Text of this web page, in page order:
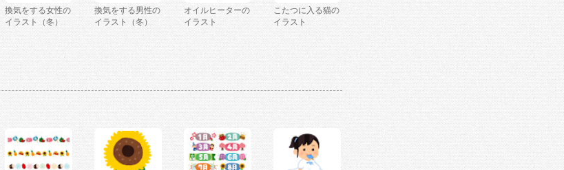
換気をする女性の
イラスト（冬）
換気をする男性の
イラスト（冬）
オイルヒーターの
イラスト
こたつに入る猫の
イラスト